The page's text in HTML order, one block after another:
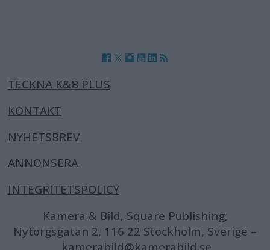
TECKNA K&B PLUS
KONTAKT
NYHETSBREV
ANNONSERA
INTEGRITETSPOLICY
Kamera & Bild, Square Publishing,
Nytorgsgatan 2, 116 22 Stockholm, Sverige –